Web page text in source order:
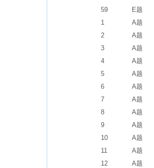
59
E题
1
A题
2
A题
3
A题
4
A题
5
A题
6
A题
7
A题
8
A题
9
A题
10
A题
11
A题
12
A题